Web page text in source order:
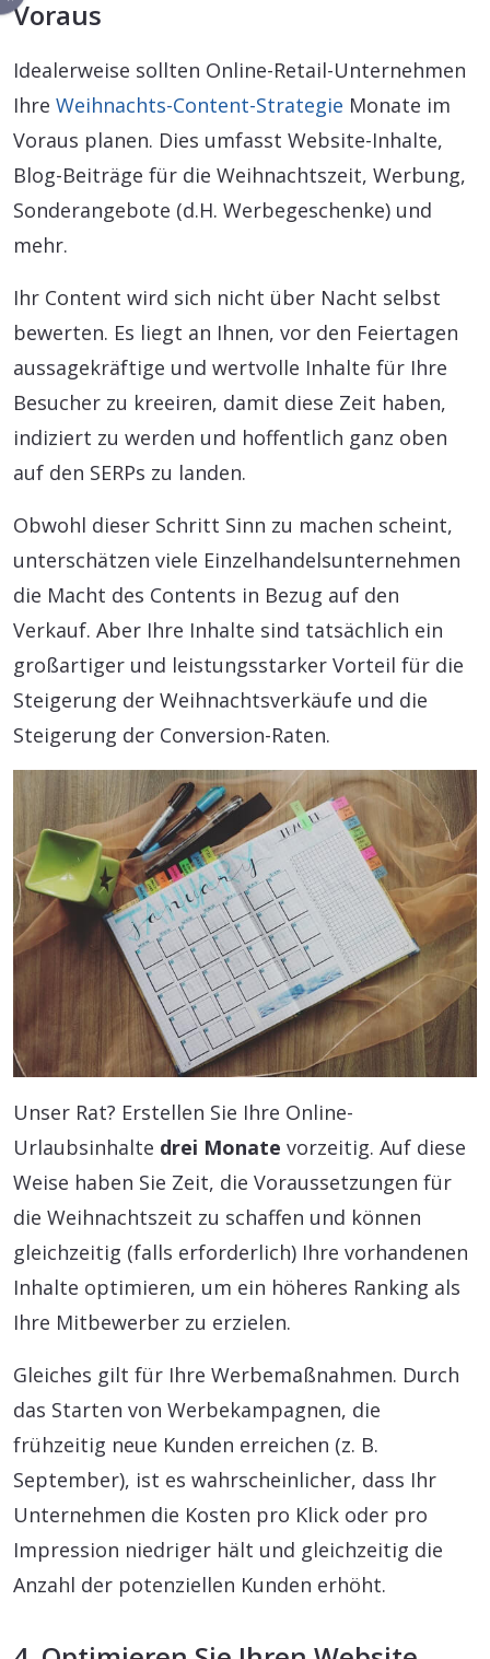
Voraus
Idealerweise sollten Online-Retail-Unternehmen
Ihre Weihnachts-Content-Strategie Monate im
Voraus planen. Dies umfasst Website-Inhalte,
Blog-Beiträge für die Weihnachtszeit, Werbung,
Sonderangebote (d.H. Werbegeschenke) und
mehr.
Ihr Content wird sich nicht über Nacht selbst
bewerten. Es liegt an Ihnen, vor den Feiertagen
aussagekräftige und wertvolle Inhalte für Ihre
Besucher zu kreeiren, damit diese Zeit haben,
indiziert zu werden und hoffentlich ganz oben
auf den SERPs zu landen.
Obwohl dieser Schritt Sinn zu machen scheint,
unterschätzen viele Einzelhandelsunternehmen
die Macht des Contents in Bezug auf den
Verkauf. Aber Ihre Inhalte sind tatsächlich ein
großartiger und leistungsstarker Vorteil für die
Steigerung der Weihnachtsverkäufe und die
Steigerung der Conversion-Raten.
Unser Rat? Erstellen Sie Ihre Online-
Urlaubsinhalte drei Monate vorzeitig. Auf diese
Weise haben Sie Zeit, die Voraussetzungen für
die Weihnachtszeit zu schaffen und können
gleichzeitig (falls erforderlich) Ihre vorhandenen
Inhalte optimieren, um ein höheres Ranking als
Ihre Mitbewerber zu erzielen.
Gleiches gilt für Ihre Werbemaßnahmen. Durch
das Starten von Werbekampagnen, die
frühzeitig neue Kunden erreichen (z. B.
September), ist es wahrscheinlicher, dass Ihr
Unternehmen die Kosten pro Klick oder pro
Impression niedriger hält und gleichzeitig die
Anzahl der potenziellen Kunden erhöht.